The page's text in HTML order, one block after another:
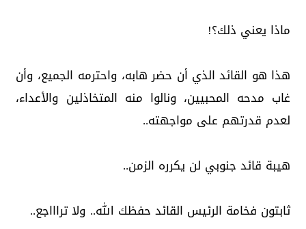
ماذا يعني ذلك؟!
هذا هو القائد الذي أن حضر هابه، واحترمه الجميع، وأن
غاب مدحه المحبيين، ونالوا منه المتخاذلين والأعداء،
لعدم قدرتهم على مواجهته..
هيبة قائد جنوبي لن يكرره الزمن..
ثابتون فخامة الرئيس القائد حفظك الله.. ولا تراااجع..